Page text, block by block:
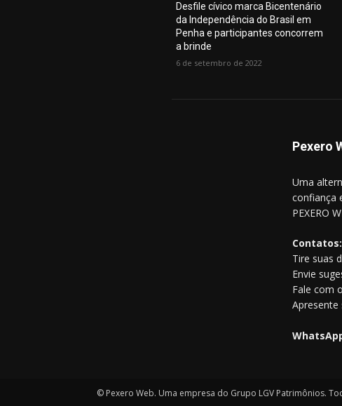
Desfile cívico marca Bicentenário
da Independência do Brasil em
Penha e participantes concorrem
a brinde
6 de setembro de 2022
Pexero
Uma
confiança
PEXERO
Contatos:
Tire suas
Envie
Fale com
Apresente
© Pexero Web. Uma empresa do Grupo LGV Patrimônios.